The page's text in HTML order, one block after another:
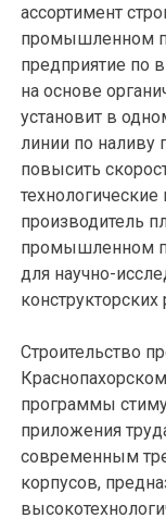
ассортимент
промышленном
предприятие по
на основе
установит в
линии по наливу
повысить
производитель
промышленном
для научно-
конструкторских
Строительство
программы
приложения
современным
корпусов,